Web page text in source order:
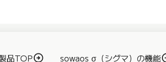
品TOP sowaos σ（シグマ）の機能